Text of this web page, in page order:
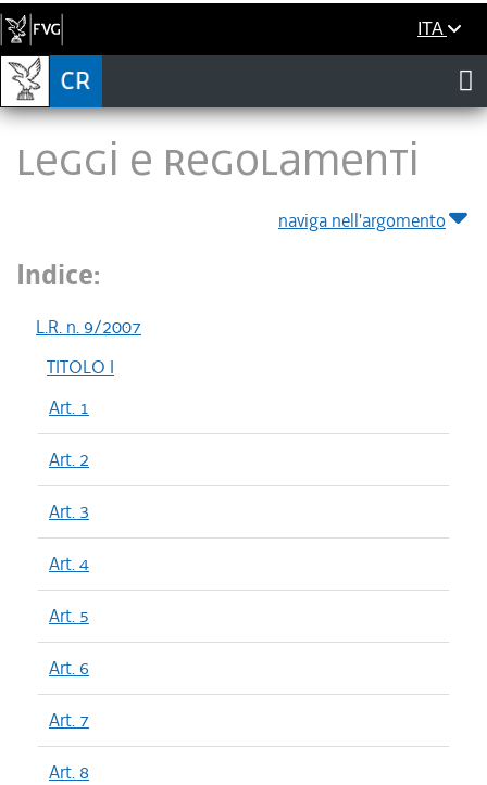
ITA
LEGGI E REGOLAMENTI
naviga nell'argomento
Indice:
L.R. n. 9/2007
TITOLO I
Art. 1
Art. 2
Art. 3
Art. 4
Art. 5
Art. 6
Art. 7
Art. 8